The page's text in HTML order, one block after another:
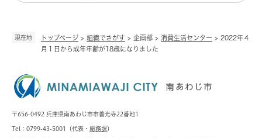
現在地 トップページ > 組織でさがす > 企画部 > 消費生活センター > 2022年４
月１日から成年年齢が18歳になりました
〒656-0492 兵庫県南あわじ市市善光寺22番地1
Tel：0799-43-5001（代表・ 総務課）